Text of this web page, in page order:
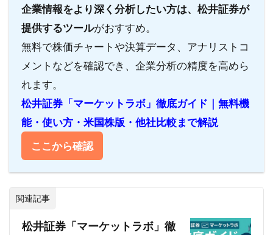
企業情報をより深く分析したい方は、松井証券が
提供するツールがおすすめ。
無料で株価チャートや決算データ、アナリストコ
メントなどを確認でき、企業分析の精度を高めら
れます。
松井証券「マーケットラボ」徹底ガイド｜無料機
能・使い方・米国株版・他社比較まで解説
ここから確認
関連記事
松井証券「マーケットラボ」徹